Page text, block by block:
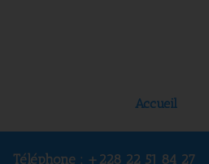
Accueil
Téléphone : +228 22 51 84 27